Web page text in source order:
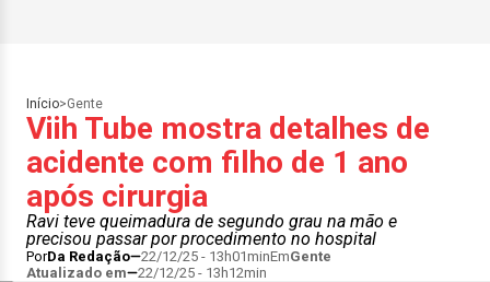
Início>Gente
Viih Tube mostra detalhes de
acidente com filho de 1 ano
após cirurgia
Ravi teve queimadura de segundo grau na mão e
precisou passar por procedimento no hospital
PorDa Redação 22/12/25 - 13h01minEmGente
Atualizado em
22/12/25 - 13h12min